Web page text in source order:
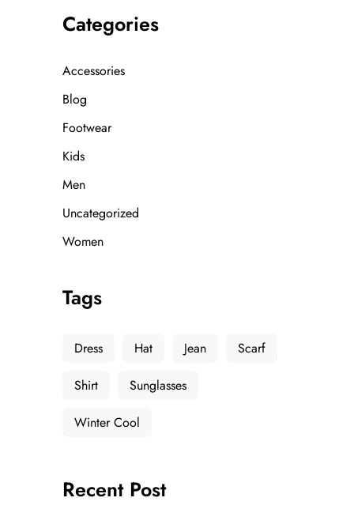
Categories
Accessories
Blog
Footwear
Kids
Men
Uncategorized
Women
Tags
Dress Hat Jean Scarf
Shirt Sunglasses
Winter Cool
Recent Post